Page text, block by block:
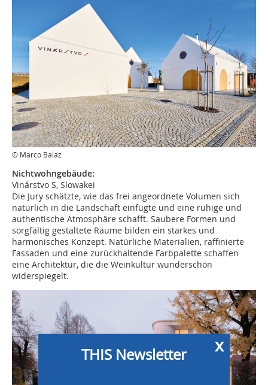
© Marco Balaz
Nichtwohngebäude:
Vinárstvo S, Slowakei
Die Jury schätzte, wie das frei angeordnete Volumen sich
natürlich in die Landschaft einfügte und eine ruhige und
authentische Atmosphäre schafft. Saubere Formen und
sorgfältig gestaltete Räume bilden ein starkes und
harmonisches Konzept. Natürliche Materialien, raffinierte
Fassaden und eine zurückhaltende Farbpalette schaffen
eine Architektur, die die Weinkultur wunderschön
widerspiegelt.
x
THIS Newsletter